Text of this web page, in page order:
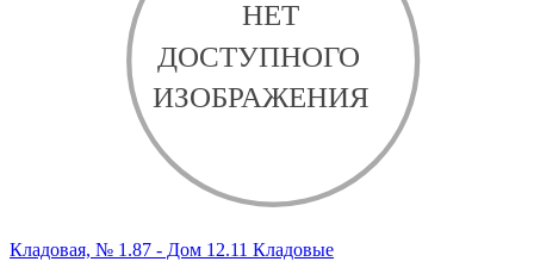
Кладовая, № 1.87 - Дом 12.11 Кладовые